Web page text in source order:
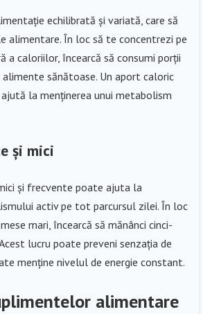
echilibrată și variată, care să
alimentare. În loc să te concentrezi pe
a caloriilor, încearcă să consumi porții
sănătoase. Un aport caloric
la menținerea unui metabolism
și mici
și frecvente poate ajuta la
activ pe tot parcursul zilei. În loc
mari, încearcă să mănânci cinci-
lucru poate preveni senzația de
menține nivelul de energie constant.
alimentare